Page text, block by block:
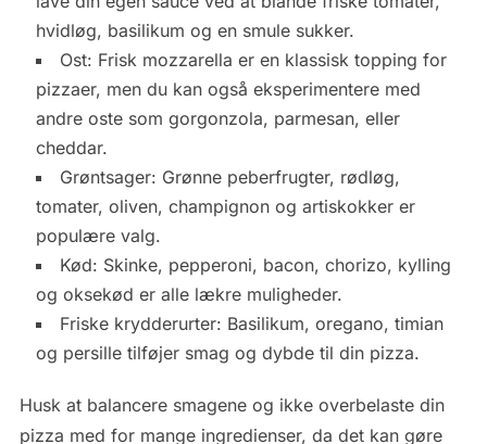
hvidløg, basilikum og en smule sukker.
Ost: Frisk mozzarella er en klassisk topping for
pizzaer, men du kan også eksperimentere med
andre oste som gorgonzola, parmesan, eller
cheddar.
Grøntsager: Grønne peberfrugter, rødløg,
tomater, oliven, champignon og artiskokker er
populære valg.
Kød: Skinke, pepperoni, bacon, chorizo, kylling
og oksekød er alle lækre muligheder.
Friske krydderurter: Basilikum, oregano, timian
og persille tilføjer smag og dybde til din pizza.
Husk at balancere smagene og ikke overbelaste din
pizza med for mange ingredienser, da det kan gøre